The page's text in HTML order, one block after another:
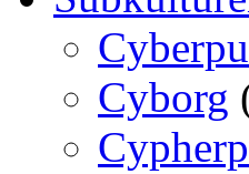
Cyborg